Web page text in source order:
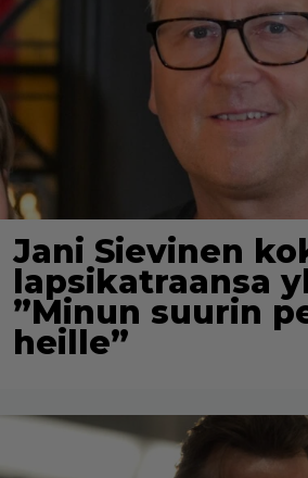
Jani Sievinen
lapsikatraansa
”Minun suurin
heille”